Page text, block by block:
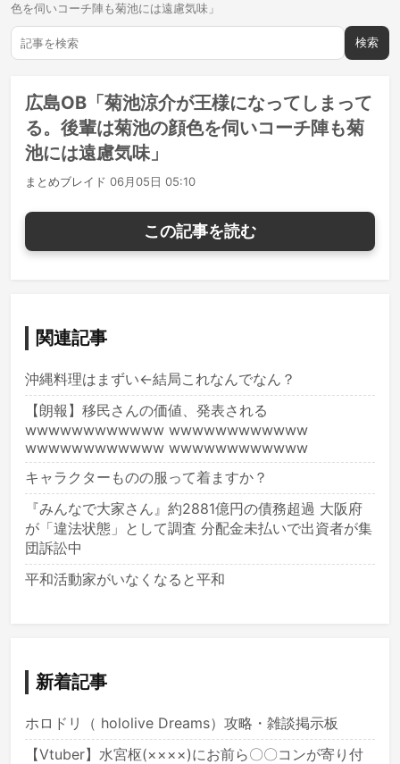
色を伺いコーチ陣も菊池には遠慮気味」
検索
広島OB「菊池涼介が王様になってしまって
る。後輩は菊池の顔色を伺いコーチ陣も菊
池には遠慮気味」
まとめブレイド 06月05日 05:10
この記事を読む
関連記事
沖縄料理はまずい←結局これなんでなん？
【朗報】移民さんの価値、発表される
wwwwwwwwwwww wwwwwwwwwwww
wwwwwwwwwwww wwwwwwwwwwww
キャラクターものの服って着ますか？
『みんなで大家さん』約2881億円の債務超過 大阪府
が「違法状態」として調査 分配金未払いで出資者が集
団訴訟中
平和活動家がいなくなると平和
新着記事
ホロドリ（ hololive Dreams）攻略・雑談掲示板
【Vtuber】水宮枢(××××)にお前ら〇〇コンが寄り付